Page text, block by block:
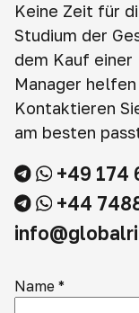
Keine Zeit für
Studium der
dem Kauf einer
Manager
Kontaktieren
am besten
+49 174
+44
Name *